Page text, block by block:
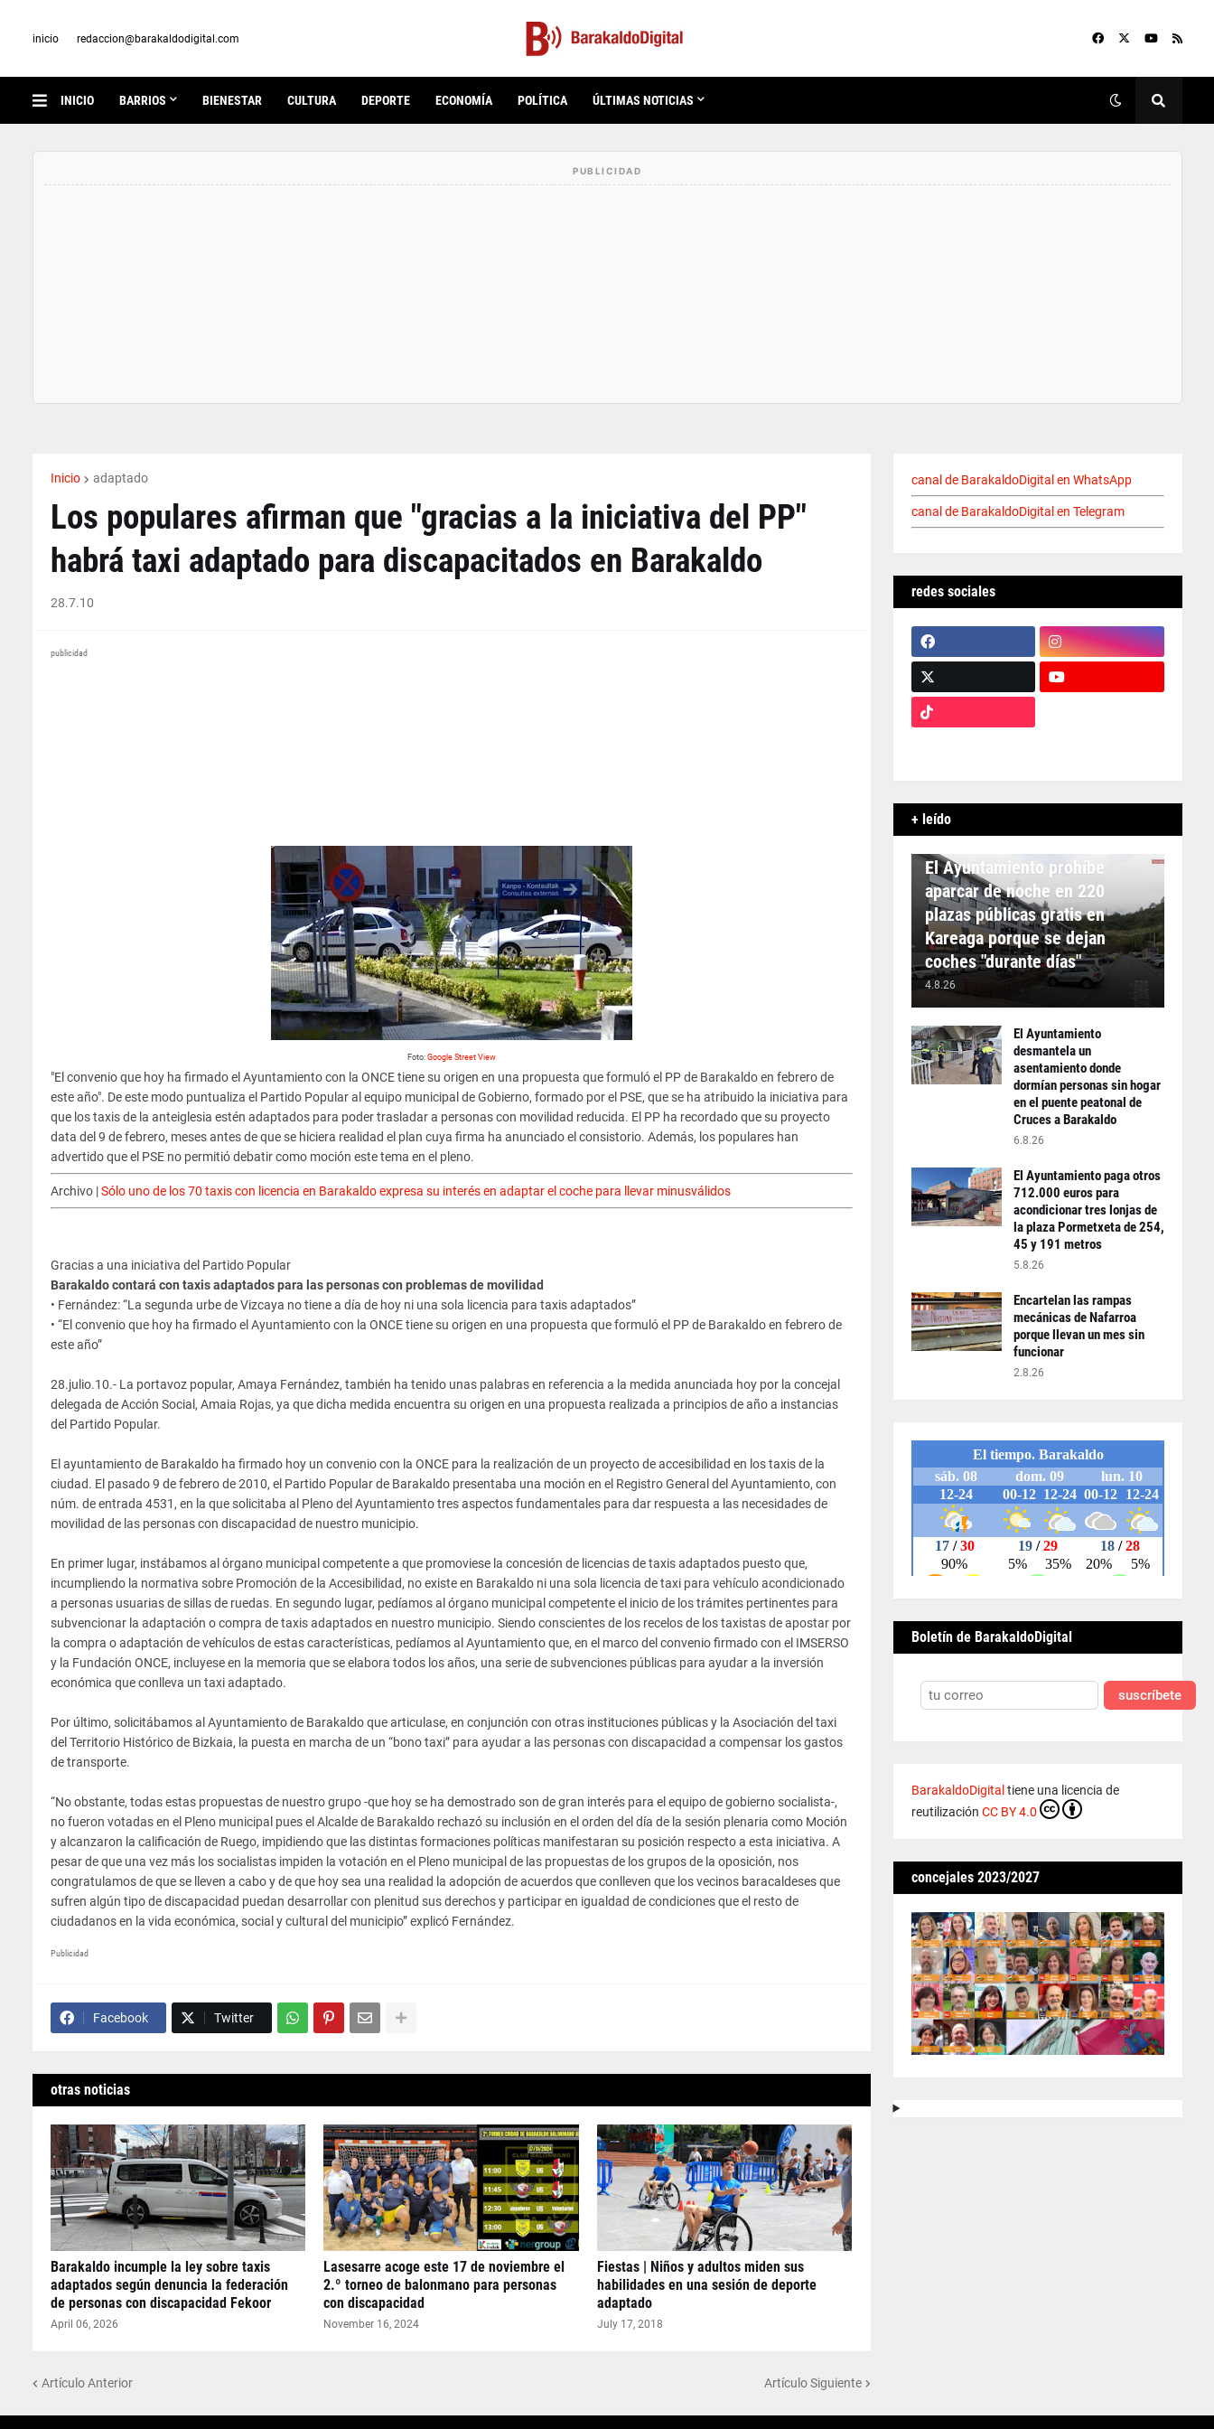
inicio redaccion@barakaldodigital.com
INICIO BARRIOS BIENESTAR CULTURA DEPORTE ECONOMÍA POLÍTICA ÚLTIMAS NOTICIAS
Inicio adaptado
Los populares afirman que "gracias a la iniciativa del PP"
habrá taxi adaptado para discapacitados en Barakaldo
28.7.10
publicidad
Foto: Google Street View
"El convenio que hoy ha firmado el Ayuntamiento con la ONCE tiene su origen en una propuesta que formuló el PP de Barakaldo en febrero de
este año". De este modo puntualiza el Partido Popular al equipo municipal de Gobierno, formado por el PSE, que se ha atribuido la iniciativa para
que los taxis de la anteiglesia estén adaptados para poder trasladar a personas con movilidad reducida. El PP ha recordado que su proyecto
data del 9 de febrero, meses antes de que se hiciera realidad el plan cuya firma ha anunciado el consistorio. Además, los populares han
advertido que el PSE no permitió debatir como moción este tema en el pleno.
Archivo |Sólo uno de los 70 taxis con licencia en Barakaldo expresa su interés en adaptar el coche para llevar minusválidos
Gracias a una iniciativa del Partido Popular
Barakaldo contará con taxis adaptados para las personas con problemas de movilidad
• Fernández: “La segunda urbe de Vizcaya no tiene a día de hoy ni una sola licencia para taxis adaptados”
• “El convenio que hoy ha firmado el Ayuntamiento con la ONCE tiene su origen en una propuesta que formuló el PP de Barakaldo en febrero de
este año”
28.julio.10.- La portavoz popular, Amaya Fernández, también ha tenido unas palabras en referencia a la medida anunciada hoy por la concejal
delegada de Acción Social, Amaia Rojas, ya que dicha medida encuentra su origen en una propuesta realizada a principios de año a instancias
del Partido Popular.
El ayuntamiento de Barakaldo ha firmado hoy un convenio con la ONCE para la realización de un proyecto de accesibilidad en los taxis de la
ciudad. El pasado 9 de febrero de 2010, el Partido Popular de Barakaldo presentaba una moción en el Registro General del Ayuntamiento, con
núm. de entrada 4531, en la que solicitaba al Pleno del Ayuntamiento tres aspectos fundamentales para dar respuesta a las necesidades de
movilidad de las personas con discapacidad de nuestro municipio.
En primer lugar, instábamos al órgano municipal competente a que promoviese la concesión de licencias de taxis adaptados puesto que,
incumpliendo la normativa sobre Promoción de la Accesibilidad, no existe en Barakaldo ni una sola licencia de taxi para vehículo acondicionado
a personas usuarias de sillas de ruedas. En segundo lugar, pedíamos al órgano municipal competente el inicio de los trámites pertinentes para
subvencionar la adaptación o compra de taxis adaptados en nuestro municipio. Siendo conscientes de los recelos de los taxistas de apostar por
la compra o adaptación de vehículos de estas características, pedíamos al Ayuntamiento que, en el marco del convenio firmado con el IMSERSO
y la Fundación ONCE, incluyese en la memoria que se elabora todos los años, una serie de subvenciones públicas para ayudar a la inversión
económica que conlleva un taxi adaptado.
Por último, solicitábamos al Ayuntamiento de Barakaldo que articulase, en conjunción con otras instituciones públicas y la Asociación del taxi
del Territorio Histórico de Bizkaia, la puesta en marcha de un “bono taxi” para ayudar a las personas con discapacidad a compensar los gastos
de transporte.
“No obstante, todas estas propuestas de nuestro grupo -que hoy se ha demostrado son de gran interés para el equipo de gobierno socialista-,
no fueron votadas en el Pleno municipal pues el Alcalde de Barakaldo rechazó su inclusión en el orden del día de la sesión plenaria como Moción
y alcanzaron la calificación de Ruego, impidiendo que las distintas formaciones políticas manifestaran su posición respecto a esta iniciativa. A
pesar de que una vez más los socialistas impiden la votación en el Pleno municipal de las propuestas de los grupos de la oposición, nos
congratulamos de que se lleven a cabo y de que hoy sea una realidad la adopción de acuerdos que conlleven que los vecinos baracaldeses que
sufren algún tipo de discapacidad puedan desarrollar con plenitud sus derechos y participar en igualdad de condiciones que el resto de
ciudadanos en la vida económica, social y cultural del municipio” explicó Fernández.
Publicidad
Facebook Twitter
otras noticias
Barakaldo incumple la ley sobre taxis
adaptados según denuncia la federación
de personas con discapacidad Fekoor
April 06, 2026
Lasesarre acoge este 17 de noviembre el
2.º torneo de balonmano para personas
con discapacidad
November 16, 2024
Fiestas | Niños y adultos miden sus
habilidades en una sesión de deporte
adaptado
July 17, 2018
Artículo Anterior Artículo Siguiente
canal de BarakaldoDigital en WhatsApp
canal de BarakaldoDigital en Telegram
redes sociales
+ leído
APARCAMIENTO
El Ayuntamiento prohíbe
aparcar de noche en 220
plazas públicas gratis en
Kareaga porque se dejan
coches "durante días"
4.8.26
El Ayuntamiento
desmantela un
asentamiento donde
dormían personas sin hogar
en el puente peatonal de
Cruces a Barakaldo
6.8.26
El Ayuntamiento paga otros
712.000 euros para
acondicionar tres lonjas de
la plaza Pormetxeta de 254,
45 y 191 metros
5.8.26
Encartelan las rampas
mecánicas de Nafarroa
porque llevan un mes sin
funcionar
2.8.26
Boletín de BarakaldoDigital
suscríbete
BarakaldoDigital tiene una licencia de
reutilización CC BY 4.0
concejales 2023/2027